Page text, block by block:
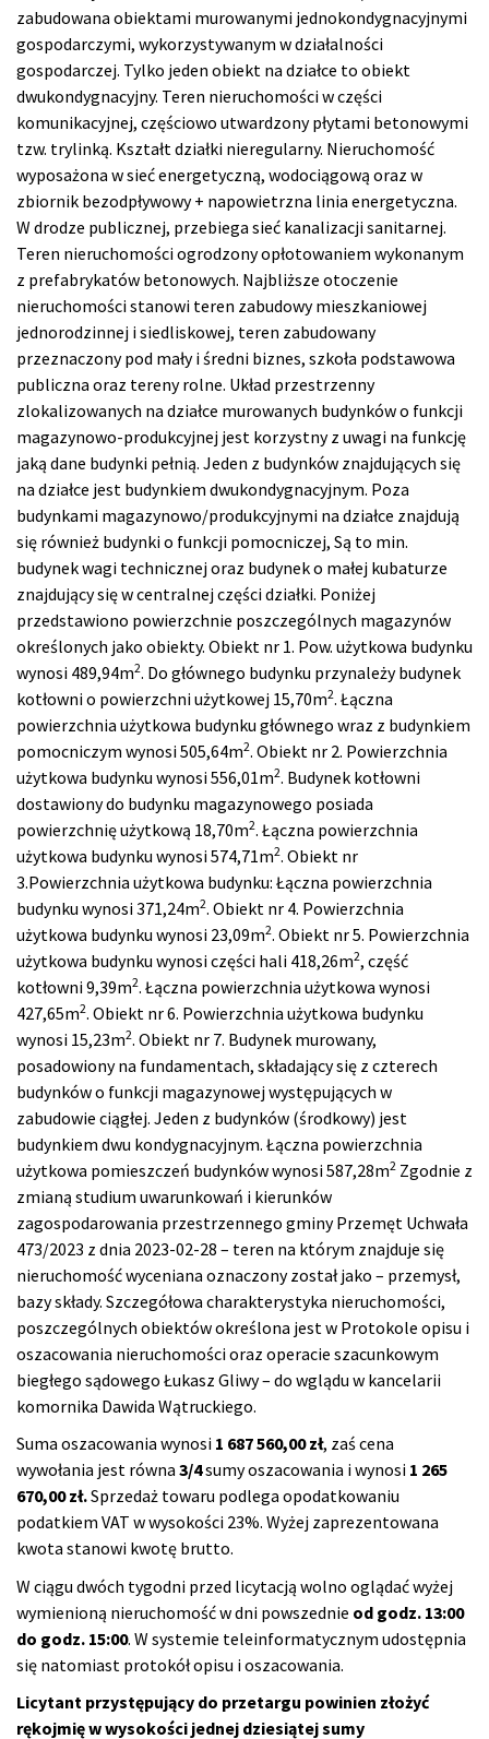
zabudowana obiektami murowanymi jednokondygnacyjnymi
gospodarczymi, wykorzystywanym w działalności
gospodarczej. Tylko jeden obiekt na działce to obiekt
dwukondygnacyjny. Teren nieruchomości w części
komunikacyjnej, częściowo utwardzony płytami betonowymi
tzw. trylinką. Kształt działki nieregularny. Nieruchomość
wyposażona w sieć energetyczną, wodociągową oraz w
zbiornik bezodpływowy + napowietrzna linia energetyczna.
W drodze publicznej, przebiega sieć kanalizacji sanitarnej.
Teren nieruchomości ogrodzony opłotowaniem wykonanym
z prefabrykatów betonowych. Najbliższe otoczenie
nieruchomości stanowi teren zabudowy mieszkaniowej
jednorodzinnej i siedliskowej, teren zabudowany
przeznaczony pod mały i średni biznes, szkoła podstawowa
publiczna oraz tereny rolne. Układ przestrzenny
zlokalizowanych na działce murowanych budynków o funkcji
magazynowo-produkcyjnej jest korzystny z uwagi na funkcję
jaką dane budynki pełnią. Jeden z budynków znajdujących się
na działce jest budynkiem dwukondygnacyjnym. Poza
budynkami magazynowo/produkcyjnymi na działce znajdują
się również budynki o funkcji pomocniczej, Są to min.
budynek wagi technicznej oraz budynek o małej kubaturze
znajdujący się w centralnej części działki. Poniżej
przedstawiono powierzchnie poszczególnych magazynów
określonych jako obiekty. Obiekt nr 1. Pow. użytkowa budynku
wynosi 489,94m2. Do głównego budynku przynależy budynek
kotłowni o powierzchni użytkowej 15,70m2. Łączna
powierzchnia użytkowa budynku głównego wraz z budynkiem
pomocniczym wynosi 505,64m2. Obiekt nr 2. Powierzchnia
użytkowa budynku wynosi 556,01m2. Budynek kotłowni
dostawiony do budynku magazynowego posiada
powierzchnię użytkową 18,70m2. Łączna powierzchnia
użytkowa budynku wynosi 574,71m2. Obiekt nr
3.Powierzchnia użytkowa budynku: Łączna powierzchnia
budynku wynosi 371,24m2. Obiekt nr 4. Powierzchnia
użytkowa budynku wynosi 23,09m2. Obiekt nr 5. Powierzchnia
użytkowa budynku wynosi części hali 418,26m2, część
kotłowni 9,39m2. Łączna powierzchnia użytkowa wynosi
427,65m2. Obiekt nr 6. Powierzchnia użytkowa budynku
wynosi 15,23m2. Obiekt nr 7. Budynek murowany,
posadowiony na fundamentach, składający się z czterech
budynków o funkcji magazynowej występujących w
zabudowie ciągłej. Jeden z budynków (środkowy) jest
budynkiem dwu kondygnacyjnym. Łączna powierzchnia
użytkowa pomieszczeń budynków wynosi 587,28m2 Zgodnie z
zmianą studium uwarunkowań i kierunków
zagospodarowania przestrzennego gminy Przemęt Uchwała
473/2023 z dnia 2023-02-28 – teren na którym znajduje się
nieruchomość wyceniana oznaczony został jako – przemysł,
bazy składy. Szczegółowa charakterystyka nieruchomości,
poszczególnych obiektów określona jest w Protokole opisu i
oszacowania nieruchomości oraz operacie szacunkowym
biegłego sądowego Łukasz Gliwy – do wglądu w kancelarii
komornika Dawida Wątruckiego.
Suma oszacowania wynosi 1 687 560,00 zł, zaś cena
wywołania jest równa 3/4sumy oszacowania i wynosi 1 265
670,00 zł.Sprzedaż towaru podlega opodatkowaniu
podatkiem VAT w wysokości 23%. Wyżej zaprezentowana
kwota stanowi kwotę brutto.
W ciągu dwóch tygodni przed licytacją wolno oglądać wyżej
wymienioną nieruchomość w dni powszednie od godz. 13:00
do godz. 15:00. W systemie teleinformatycznym udostępnia
się natomiast protokół opisu i oszacowania.
Licytant przystępujący do przetargu powinien złożyć
rękojmię w wysokości jednej dziesiątej sumy